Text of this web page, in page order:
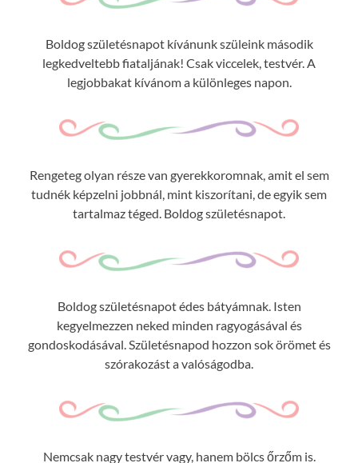
Boldog születésnapot kívánunk szüleink második
legkedveltebb fiataljának! Csak viccelek, testvér. A
legjobbakat kívánom a különleges napon.
Rengeteg olyan része van gyerekkoromnak, amit el sem
tudnék képzelni jobbnál, mint kiszorítani, de egyik sem
tartalmaz téged. Boldog születésnapot.
Boldog születésnapot édes bátyámnak. Isten
kegyelmezzen neked minden ragyogásával és
gondoskodásával. Születésnapod hozzon sok örömet és
szórakozást a valóságodba.
Nemcsak nagy testvér vagy, hanem bölcs őrzőm is.